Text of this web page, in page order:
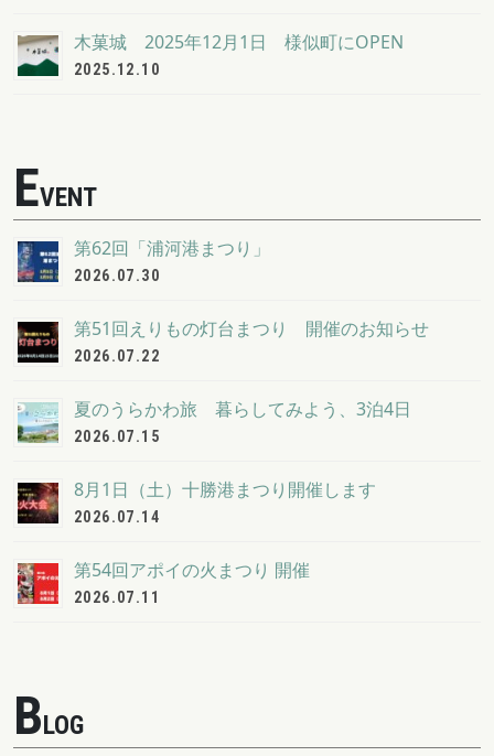
木菓城 2025年12月1日 様似町にOPEN
2025.12.10
EVENT
第62回「浦河港まつり」
2026.07.30
第51回えりもの灯台まつり 開催のお知らせ
2026.07.22
夏のうらかわ旅 暮らしてみよう、3泊4日
2026.07.15
8月1日（土）十勝港まつり開催します
2026.07.14
第54回アポイの火まつり 開催
2026.07.11
BLOG